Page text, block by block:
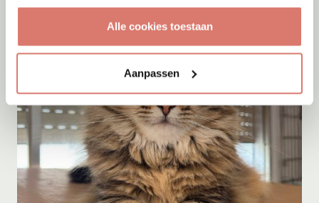
Alle cookies toestaan
Aanpassen